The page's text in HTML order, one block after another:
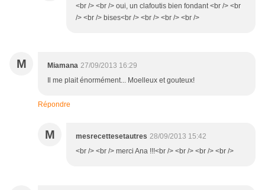
<br /> <br /> oui, un clafoutis bien fondant <br /> <br
/> <br /> bises<br /> <br /> <br /> <br />
M Miamana 27/09/2013 16:29
Il me plait énormément... Moelleux et gouteux!
Répondre
M mesrecettesetautres 28/09/2013 15:42
<br /> <br /> merci Ana !!!<br /> <br /> <br /> <br />